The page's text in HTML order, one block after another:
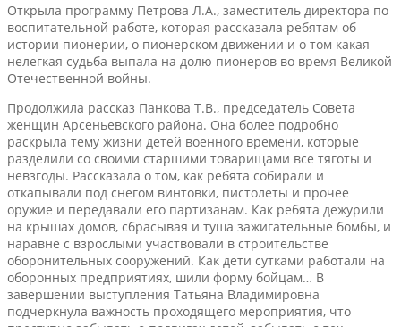
Открыла программу Петрова Л.А., заместитель директора по
воспитательной работе, которая рассказала ребятам об
истории пионерии, о пионерском движении и о том какая
нелегкая судьба выпала на долю пионеров во время Великой
Отечественной войны.
Продолжила рассказ Панкова Т.В., председатель Совета
женщин Арсеньевского района. Она более подробно
раскрыла тему жизни детей военного времени, которые
разделили со своими старшими товарищами все тяготы и
невзгоды. Рассказала о том, как ребята собирали и
откапывали под снегом винтовки, пистолеты и прочее
оружие и передавали его партизанам. Как ребята дежурили
на крышах домов, сбрасывая и туша зажигательные бомбы, и
наравне с взрослыми участвовали в строительстве
оборонительных сооружений. Как дети сутками работали на
оборонных предприятиях, шили форму бойцам… В
завершении выступления Татьяна Владимировна
подчеркнула важность проходящего мероприятия, что